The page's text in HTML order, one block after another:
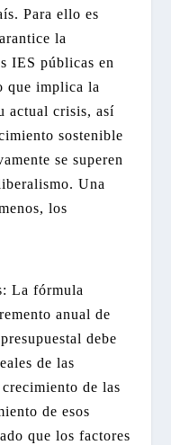
Para ello es
la
IES públicas en
que implica la
actual crisis, así
sostenible
se superen
Una
los
La fórmula
anual de
debe
de las
de las
de esos
que los factores